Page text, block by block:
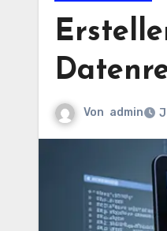
Von admin